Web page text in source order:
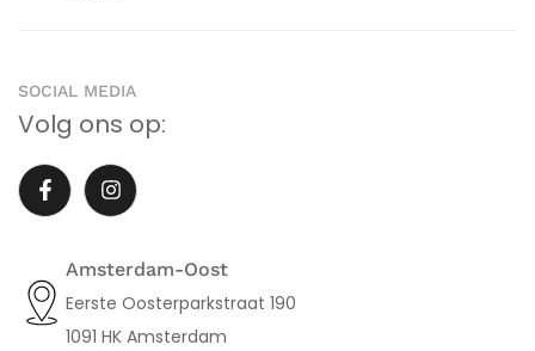
Amsterdam-Oost
Eerste Oosterparkstraat 190
1091 HK Amsterdam
SOCIAL MEDIA
Volg ons op: